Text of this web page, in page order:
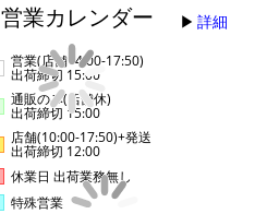
営業カレンダー 詳細
営業(店舗14:00-17:50)
出荷締切 15:00
通販のみ(店舗休)
出荷締切 15:00
店舗(10:00-17:50)+発送
出荷締切 12:00
休業日 出荷業務無し
特殊営業